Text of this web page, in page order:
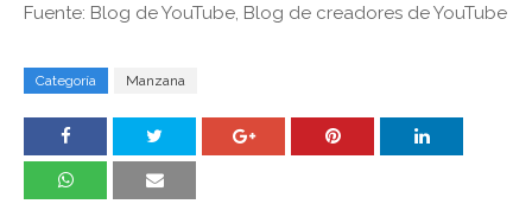
Fuente: Blog de YouTube, Blog de creadores de YouTube
Categoría Manzana